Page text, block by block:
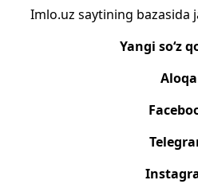
Imlo.uz saytining bazasida
Yangi so‘z
Aloqa